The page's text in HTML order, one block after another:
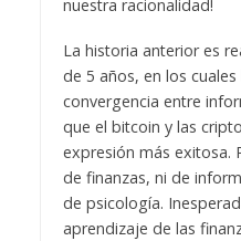
nuestra racionalidad!
La historia anterior es
de 5 años, en los
convergencia entre
que el bitcoin y las
expresión más exitosa.
de finanzas, ni de
de psicología.
aprendizaje de las